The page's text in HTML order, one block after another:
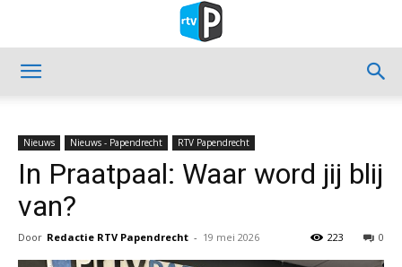
Nieuws Nieuws - Papendrecht RTV Papendrecht
In Praatpaal: Waar word jij blij
van?
Door Redactie RTV Papendrecht - 19 mei 2026 0
223